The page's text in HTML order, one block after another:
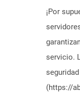
¡Por
servicio.
(https://